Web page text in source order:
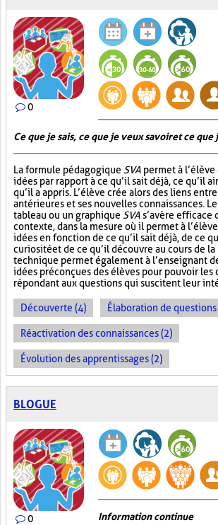
0
Ce que je sais, ce que je veux savoir et ce que
La formule pédagogique SVA permet à
idées par rapport à ce qu’il sait déjà, ce qu’il
qu’il a appris. L’élève crée alors des liens
antérieures et ses nouvelles connaissances.
tableau ou un graphique SVA s’avère efficace
contexte, dans la mesure où il permet à
idées en fonction de ce qu’il sait déjà, de ce
curiosité et de ce qu’il découvre au cours de
technique permet également à l’enseignant
idées préconçues des élèves pour pouvoir les
répondant aux questions qui suscitent leur
Découverte (4) Élaboration de questions
Réactivation des connaissances (2)
Évolution des apprentissages (2)
BLOGUE
0 Information continue